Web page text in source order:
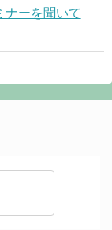
ナーを聞いて